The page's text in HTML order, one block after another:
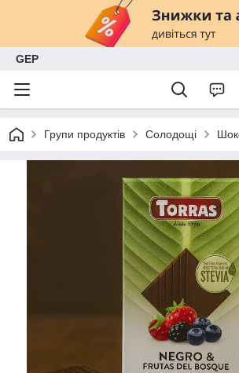
GEP
Групи продуктів Солодощі